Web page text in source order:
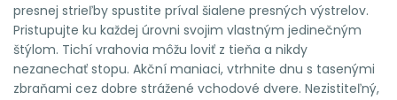
presnej strieľby spustite príval šialene presných výstrelov.
Pristupujte ku každej úrovni svojim vlastným jedinečným
štýlom. Tichí vrahovia môžu loviť z tieňa a nikdy
nezanechať stopu. Akční maniaci, vtrhnite dnu s tasenými
zbraňami cez dobre strážené vchodové dvere. Nezistiteľný,